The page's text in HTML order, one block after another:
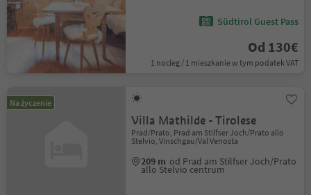
Südtirol Guest Pass
Od 130€
1 nocleg / 1 mieszkanie w tym podatek VAT
Na życzenie
Villa Mathilde - Tirolese
Prad/Prato, Prad am Stilfser Joch/Prato allo
Stelvio, Vinschgau/Val Venosta
209 m od Prad am Stilfser Joch/Prato
allo Stelvio centrum